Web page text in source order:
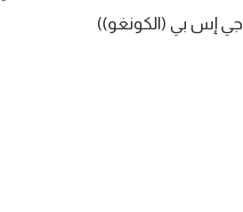
جي إس بي (الكونغو))